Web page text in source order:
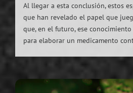
Al llegar a esta conclusión, estos
que han revelado el papel que
que, en el futuro, ese
para elaborar un medicamento